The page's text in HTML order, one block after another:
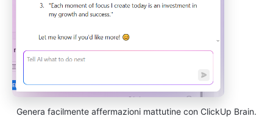
Genera facilmente affermazioni mattutine con ClickUp Brain.